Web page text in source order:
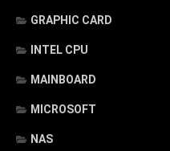
GRAPHIC CARD
INTEL CPU
MAINBOARD
MICROSOFT
NAS